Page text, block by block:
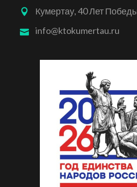
Кумертау, 40 Лет
info@ktokumertau.ru